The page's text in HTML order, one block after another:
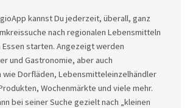
kannst Du jederzeit, überall, ganz
nach regionalen Lebensmitteln
starten. Angezeigt werden
und Gastronomie, aber auch
wie Dorfläden, Lebensmitteleinzelhändler
Wochenmärkte und viele mehr.
bei seiner Suche gezielt nach „kleinen